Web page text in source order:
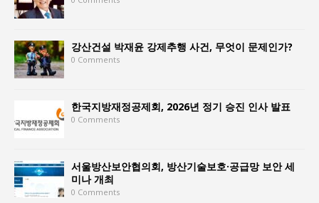
강산건설 박재윤 강제추행 사건, 무엇이 문제인가?
0 Comments
한국지방재정공제회, 2026년 정기 승진 인사 발표
0 Comments
서울방산보안협의회, 방산기술보호·공급망 보안 세
미나 개최
0 Comments